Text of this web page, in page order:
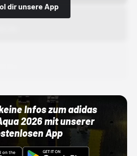
dir unsere App
Infos zum adidas
2026 mit unserer
App